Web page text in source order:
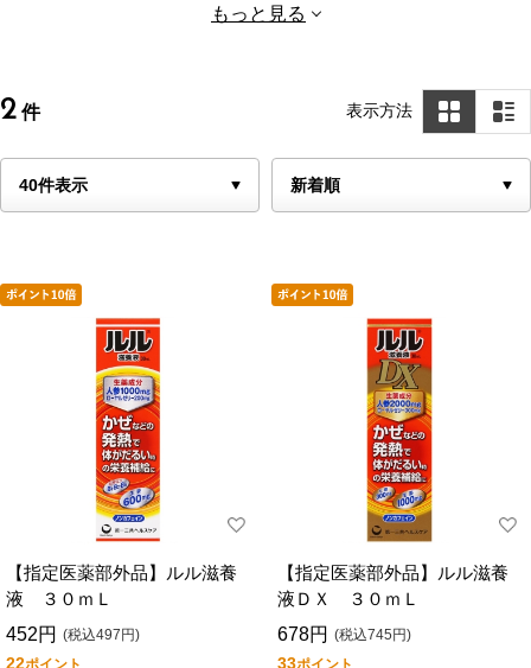
健康フーズ
新日本製薬株式会社
スピルリナブレンド iSDG
凄十 しおナイン
チオビタ
ドリエル（エスエス
アイストローチ
日清オイリオ
ハウスウェルネスフ
ビオスリー
ポッカサッポロフー
ド＆ビバレッジ
ボシュロム・ジャパ
ン
マルミ
もっと見る
2 件 表示方法
【指定医薬部外品】ルル滋養
液 ３０ｍＬ
452円 (税込497円)
22ポイント
【指定医薬部外品】ルル滋養
液ＤＸ ３０ｍＬ
678円 (税込745円)
33ポイント